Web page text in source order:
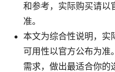
和参考，实际购买请以
准。
本文为综合性说明，实
可用性以官方公布为准
需求，做出最适合你的